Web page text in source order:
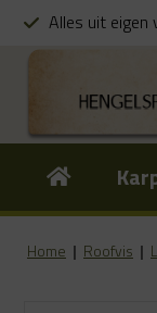
Alles uit eigen
Home | Roofvis |